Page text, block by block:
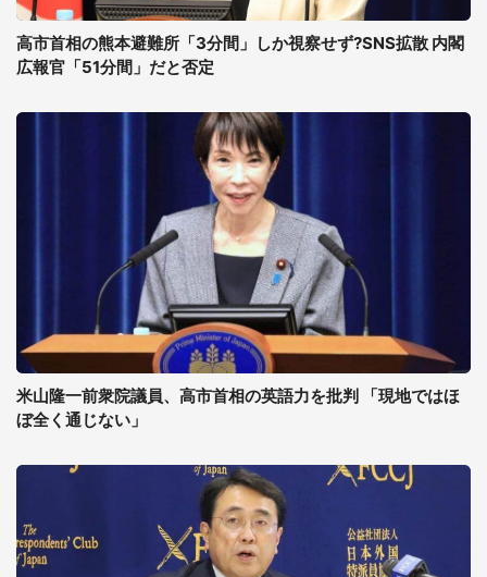
高市首相の熊本避難所「3分間」しか視察せず?SNS拡散 内閣
広報官「51分間」だと否定
米山隆一前衆院議員、高市首相の英語力を批判 「現地ではほ
ぼ全く通じない」